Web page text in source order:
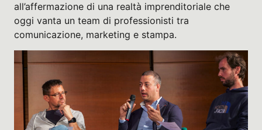
all’affermazione di una realtà imprenditoriale che
oggi vanta un team di professionisti tra
comunicazione, marketing e stampa.